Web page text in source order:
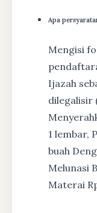
Apa
Mengisi
Ijazah
dilegalisir
1 lembar,
buah
Melunasi
Materai